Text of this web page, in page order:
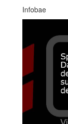
Infobae